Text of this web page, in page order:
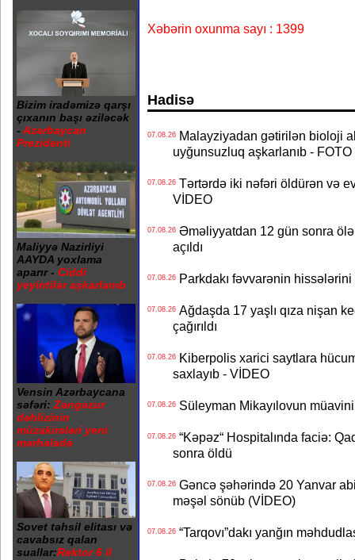
Bizim iradəmizə qarşı
çıxanın başı əziləcək
- Azərbaycan
Prezidenti
Maliyyə Nazirliyi
AAYDA yoxlama
aparır - Ciddi
yeyintilər aşkarlanıb
Vensin Azərbaycana
səfəri: Zəngəzur
dəhlizinin
müzakirələri yeni
mərhələdə
Sovet təhsil elitası və
cavabsız qalan
suallar:Rektor 6 il
Xəbərin oxunma sayı : 1399
Hadisə
07.08.26Malayziyadan gətirilən bioloji
uyğunsuzluq aşkarlanıb - FOTO
07.08.26Tərtərdə iki nəfəri öldürən və
VİDEO
07.08.26Əməliyyatdan 12 gün sonra
açıldı
07.08.26Parkdakı fəvvarənin hissələrini
07.08.26Ağdaşda 17 yaşlı qıza nişan
çağırıldı
07.08.26Kiberpolis xarici saytlara
saxlayıb - VİDEO
07.08.26Süleyman Mikayılovun
07.08.26“Kəpəz“ Hospitalında faciə:
sonra öldü
07.08.26Gəncə şəhərində 20 Yanvar
məşəl sönüb (VİDEO)
07.08.26“Tarqovı”dakı yanğın